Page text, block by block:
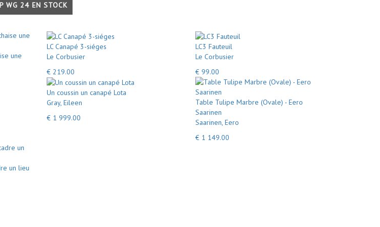
WG 24 EN STOCK
une
LC Canapé 3-siéges
Le Corbusier
€ 219.00
LC3 Fauteuil
Le Corbusier
€ 99.00
Un coussin un canapé Lota
Gray, Eileen
€ 1 999.00
Table Tulipe Marbre (Ovale) - Eero
Saarinen
Saarinen, Eero
€ 1 149.00
un lieu